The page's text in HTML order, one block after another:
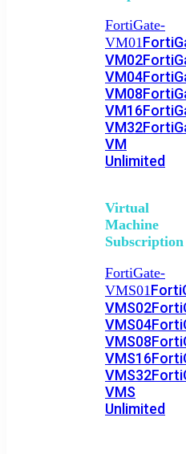
FortiGate-
VM01
VM02
VM04
VM08
VM16
VM32
VM
Unlimited
Virtual
Machine
Subscription
FortiGate-
VMS01
VMS02
VMS04
VMS08
VMS16
VMS32
VMS
Unlimited